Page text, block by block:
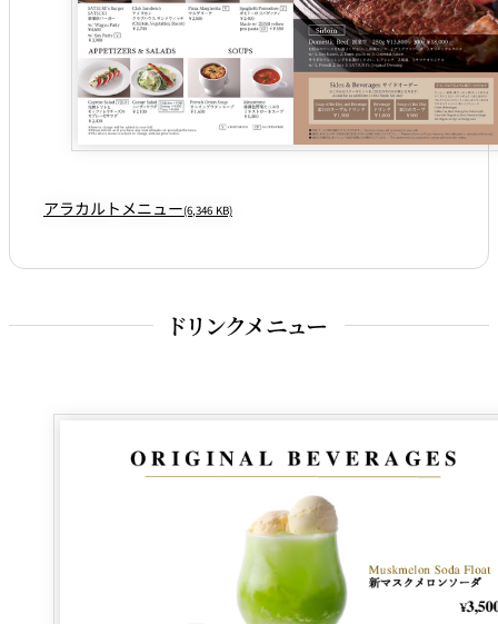
アラカルトメニュー(6,346 KB)
ドリンクメニュー